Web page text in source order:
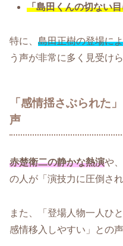
「島田くんの切ない
特に、 島田正樹の登場に
う声が非常に多く見受け
「感情揺さぶられた
声
赤楚衛二の静かな熱演や
の人が「演技力に圧倒さ
また、「登場人物一人ひ
感情移入しやすい」との声